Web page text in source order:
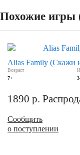
Похожие игры
Alias Family (Скажи
Возраст
7+
1890 р.
Сообщить
о поступлении